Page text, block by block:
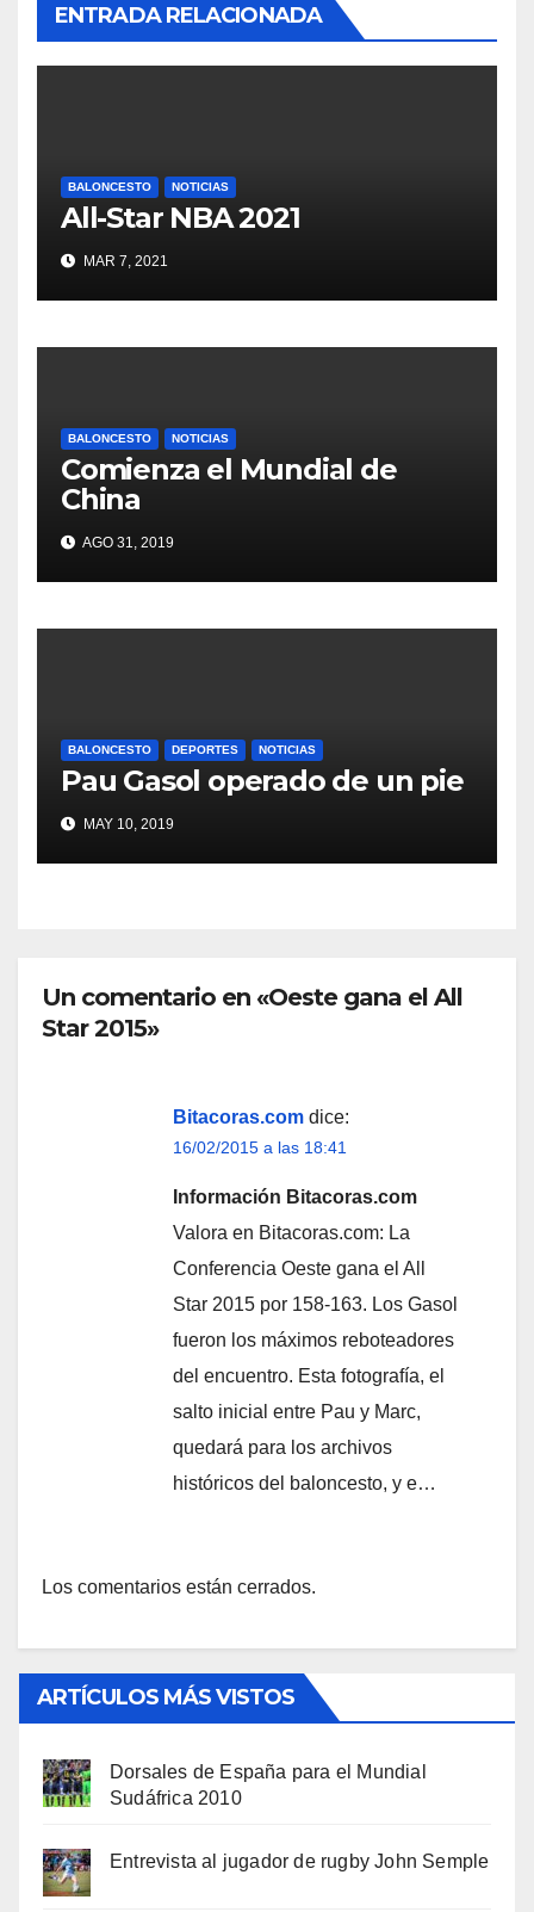
ENTRADA RELACIONADA
BALONCESTO NOTICIAS
All-Star NBA 2021
MAR 7, 2021
BALONCESTO NOTICIAS
Comienza el Mundial de
China
AGO 31, 2019
BALONCESTO DEPORTES NOTICIAS
Pau Gasol operado de un pie
MAY 10, 2019
Un comentario en «Oeste gana el All
Star 2015»
Bitacoras.com dice:
16/02/2015 a las 18:41
Información Bitacoras.com
Valora en Bitacoras.com: La
Conferencia Oeste gana el All
Star 2015 por 158-163. Los Gasol
fueron los máximos reboteadores
del encuentro. Esta fotografía, el
salto inicial entre Pau y Marc,
quedará para los archivos
históricos del baloncesto, y e…
Los comentarios están cerrados.
ARTÍCULOS MÁS VISTOS
Dorsales de España para el Mundial
Sudáfrica 2010
Entrevista al jugador de rugby John Semple